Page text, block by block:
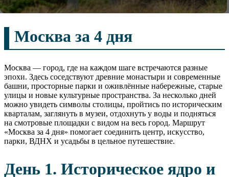
Москва за 4 дня
Москва — город, где на каждом шаге встречаются разные
эпохи. Здесь соседствуют древние монастыри и современные
башни, просторные парки и оживлённые набережные, старые
улицы и новые культурные пространства. За несколько дней
можно увидеть символы столицы, пройтись по историческим
кварталам, заглянуть в музеи, отдохнуть у воды и подняться
на смотровые площадки с видом на весь город. Маршрут
«Москва за 4 дня» помогает соединить центр, искусство,
парки, ВДНХ и усадьбы в цельное путешествие.
День 1. Историческое ядро и